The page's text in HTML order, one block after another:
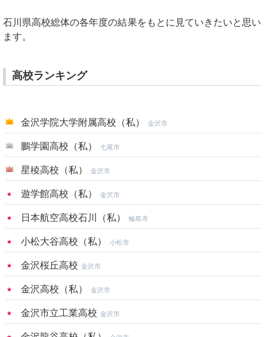
石川県高校総体の各年度の結果をもとに見ていきたいと思い
ます。
高校ランキング
金沢学院大学附属高校（私） 金沢市
鵬学園高校（私） 七尾市
星稜高校（私） 金沢市
遊学館高校（私） 金沢市
日本航空高校石川（私） 輪島市
小松大谷高校（私） 小松市
金沢桜丘高校 金沢市
金沢高校（私） 金沢市
金沢市立工業高校 金沢市